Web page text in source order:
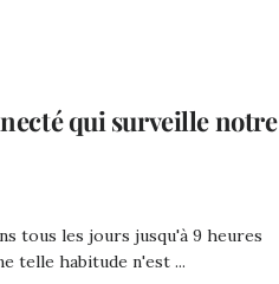
qui surveille notre
tous les jours jusqu'à 9 heures
telle habitude n'est ...